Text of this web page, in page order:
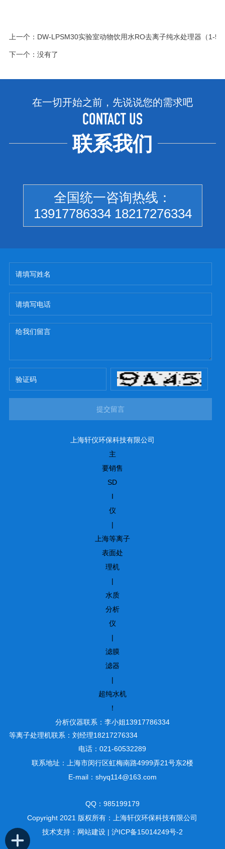
上一个： DW-LPSM30实验室动物饮用水RO去离子纯水处理器（1-
下一个：没有了
在一切开始之前，先说说您的需求吧
CONTACT US
联系我们
全国统一咨询热线：
13917786334 18217276334
提交留言
上海轩仪环保科技有限公司
主
要销售
SD
I
仪
|
上海等离子
表面处
理机
|
水质
分析
仪
|
滤膜
滤器
|
超纯水机
！
分析仪器联系：李小姐13917786334
等离子处理机联系：刘经理18217276334
电话：021-60532289
联系地址：上海市闵行区虹梅南路4999弄21号东2楼
E-mail：shyq114@163.com
QQ：985199179
Copyright 2021 版权所有：上海轩仪环保科技有限公司
技术支持： 网站建设| 沪ICP备15014249号-2